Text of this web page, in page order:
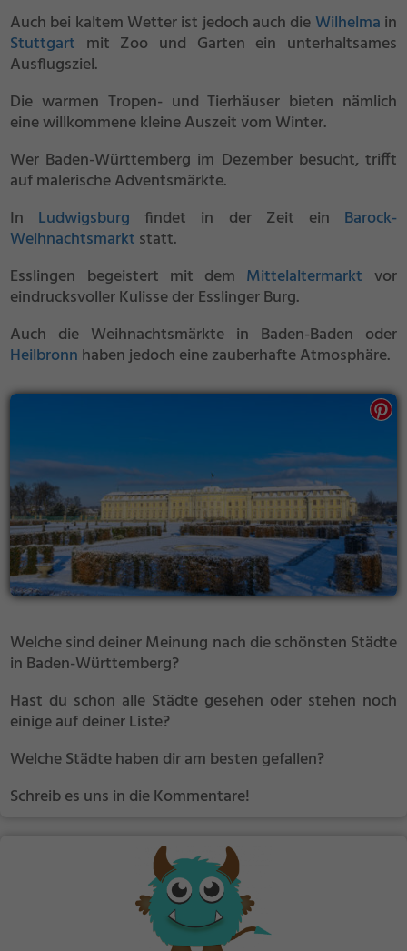
Auch bei kaltem Wetter ist jedoch auch dieWilhelma in
Stuttgart mit Zoo und Garten ein unterhaltsames
Ausflugsziel.
Die warmen Tropen- und Tierhäuser bieten nämlich
eine willkommene kleine Auszeit vom Winter.
Wer Baden-Württemberg im Dezember besucht, trifft
auf malerische Adventsmärkte.
In Ludwigsburg findet in der Zeit ein Barock-
Weihnachtsmarkt statt.
Esslingen begeistert mit dem Mittelaltermarkt vor
eindrucksvoller Kulisse der Esslinger Burg.
Auch die Weihnachtsmärkte in Baden-Baden oder
Heilbronn haben jedoch eine zauberhafte Atmosphäre.
Welche sind deiner Meinung nach die schönsten Städte
in Baden-Württemberg?
Hast du schon alle Städte gesehen oder stehen noch
einige auf deiner Liste?
Welche Städte haben dir am besten gefallen?
Schreib es uns in die Kommentare!